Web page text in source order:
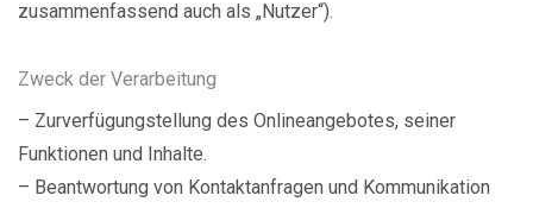
zusammenfassend auch als „Nutzer“).
Zweck der Verarbeitung
– Zurverfügungstellung des Onlineangebotes, seiner
Funktionen und Inhalte.
– Beantwortung von Kontaktanfragen und Kommunikation